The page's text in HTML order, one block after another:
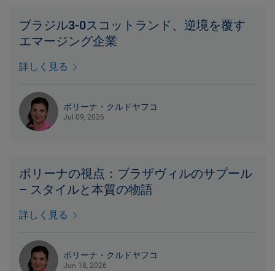
ブラジル3-0スコットランド、逆境を覆す
エマージング企業
詳しく見る
ポリーナ・クルドヤフコ
Jul 09, 2026
ポリーナの視点：ブラザヴィルのサプール
– スタイルと本質の物語
詳しく見る
ポリーナ・クルドヤフコ
Jun 18, 2026